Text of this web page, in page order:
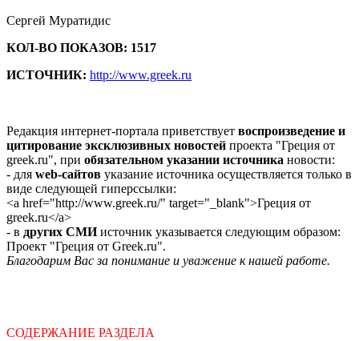
Сергей Муратидис
КОЛ-ВО ПОКАЗОВ: 1517
ИСТОЧНИК: http://www.greek.ru
Редакция интернет-портала приветствует воспроизведение и
цитирование эксклюзивных новостей проекта "Греция от
greek.ru", при обязательном указании источника новости:
- для web-сайтов указание источника осуществляется только в
виде следующей гиперссылки:
<a href="http://www.greek.ru/" target="_blank">Греция от
greek.ru</a>
- в других СМИисточник указывается следующим образом:
Проект "Греция от Greek.ru".
Благодарим Вас за понимание и уважение к нашей работе.
СОДЕРЖАНИЕ РАЗДЕЛА